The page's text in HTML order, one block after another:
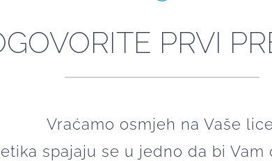
PRVI
Vraćamo osmjeh na Vaše
spajaju se u jedno da bi